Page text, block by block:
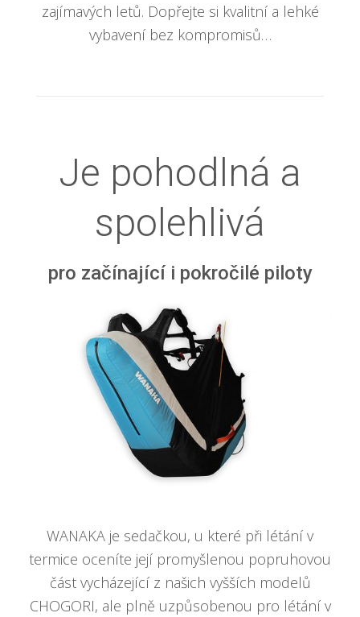
zajímavých letů. Dopřejte si kvalitní a lehké
vybavení bez kompromisů…
Je pohodlná a
spolehlivá
pro začínající i pokročilé piloty
WANAKA je sedačkou, u které při létání v
termice oceníte její promyšlenou popruhovou
část vycházející z našich vyšších modelů
CHOGORI, ale plně uzpůsobenou pro létání v